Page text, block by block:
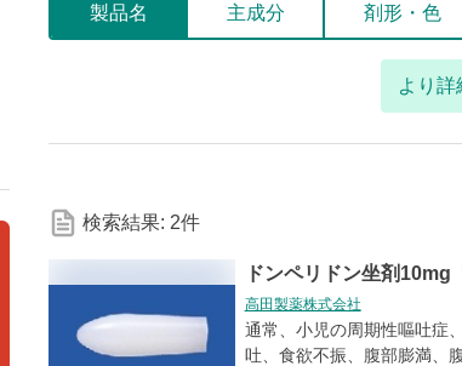
製品名 主成分 剤形・色
な
検
索
より
検索結果: 2件
ドンペリドン坐剤10mg
高田製薬株式会社
通常、小児の周期性嘔吐症
吐、食欲不振、腹部膨満、